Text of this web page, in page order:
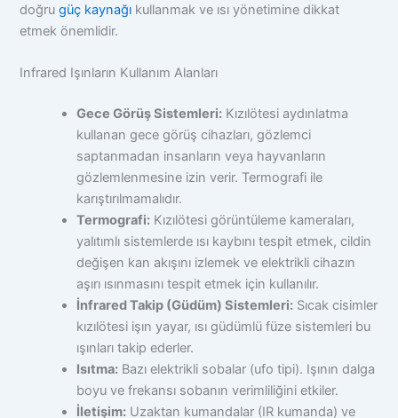
doğrugüç kaynağı kullanmak ve ısı yönetimine dikkat
etmek önemlidir.
Infrared Işınların Kullanım Alanları
Gece Görüş Sistemleri: Kızılötesi aydınlatma
kullanan gece görüş cihazları, gözlemci
saptanmadan insanların veya hayvanların
gözlemlenmesine izin verir. Termografi ile
karıştırılmamalıdır.
Termografi: Kızılötesi görüntüleme kameraları,
yalıtımlı sistemlerde ısı kaybını tespit etmek, cildin
değişen kan akışını izlemek ve elektrikli cihazın
aşırı ısınmasını tespit etmek için kullanılır.
İnfrared Takip (Güdüm) Sistemleri: Sıcak cisimler
kızılötesi işın yayar, ısı güdümlü füze sistemleri bu
ışınları takip ederler.
Isıtma: Bazı elektrikli sobalar (ufo tipi). Işının dalga
boyu ve frekansı sobanın verimliliğini etkiler.
İletişim: Uzaktan kumandalar (IR kumanda) ve